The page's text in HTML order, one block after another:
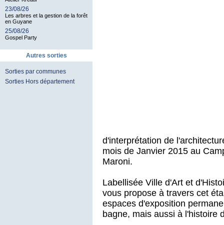
23/08/26
Les arbres et la gestion de la forêt
en Guyane
25/08/26
Gospel Party
Autres sorties
Sorties par communes
Sorties Hors département
d'interprétation de
mois de Janvier 2015 au
Maroni.
Labellisée Ville d'Art et
vous propose à travers cet
espaces d'exposition
bagne, mais aussi à l'histoire